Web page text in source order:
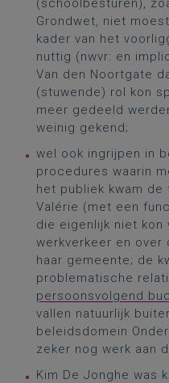
(schoolbesturen),
Grondwet, niet
kader van het
nuttig (nwvr: en
Van den Noortgate
(stuwende) rol kon
meer gedeeld
weinig gekend;
wel ook ingrijpen in
procedures waarin
het publiek kwam
Valérie (met een
die eigenlijk niet kon
werkverkeer en over
haar gemeente; de
problematische
persoonsvolgend
vallen natuurlijk
beleidsdomein
zeker nog werk aan
Kim De Jonghe was